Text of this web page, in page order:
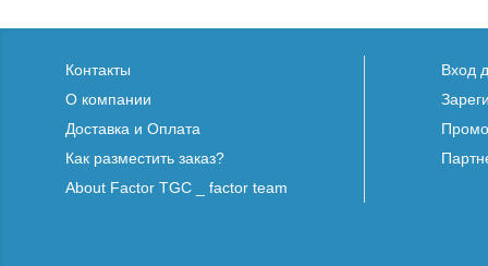
Контакты
О компании
Доставка и Оплата
Как разместить заказ?
About Factor TGC _ factor team
Вход